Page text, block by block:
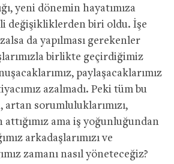
yeni dönemin hayatımıza
değişikliklerden biri oldu. İşe
da yapılması gerekenler
birlikte geçirdiğimiz
paylaşacaklarımız
azalmadı. Peki tüm bu
sorumluluklarımızı,
ama iş yoğunluğundan
arkadaşlarımızı ve
zamanı nasıl yöneteceğiz?